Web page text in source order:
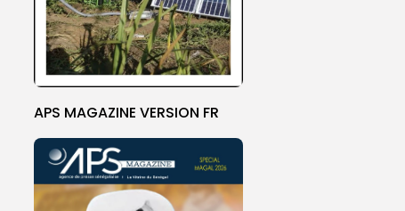
APS MAGAZINE VERSION FR